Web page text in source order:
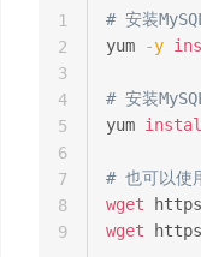
# 安装
yum
-y
# 安装
yum
# 也可以使
wget
wget
1
2
3
4
5
6
7
8
9